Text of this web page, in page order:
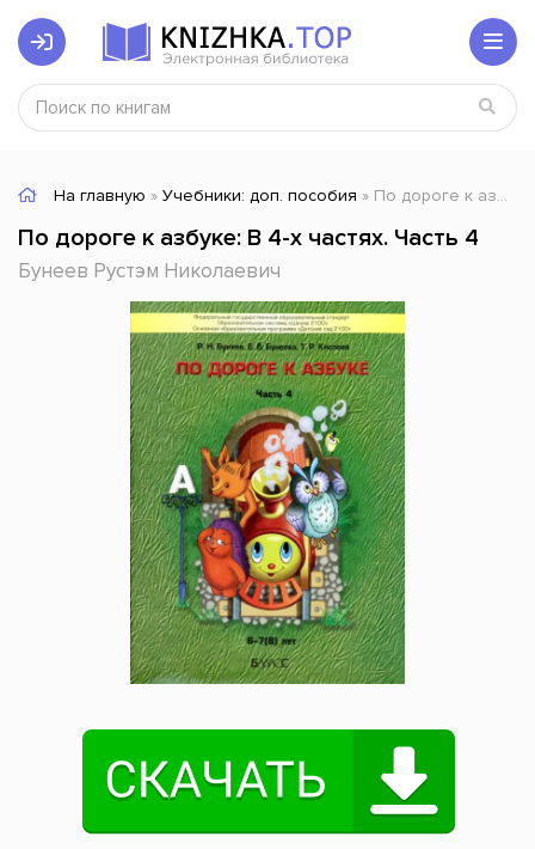
На главную » Учебники: доп. пособия » По дороге к азбуке: В 4-х частях. Часть 4
По дороге к азбуке: В 4-х частях. Часть 4
Бунеев Рустэм Николаевич